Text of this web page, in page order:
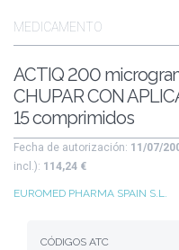
MEDICAMENTO
ACTIQ 200
CHUPAR CON
15 comprimidos
Fecha de autorización: 11/07/
incl.): 114,24 €
EUROMED PHARMA SPAIN S.L.
CÓDIGOS ATC